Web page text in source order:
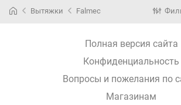
Вытяжки Falmec
Полная версия сайта
Конфиденциальность
Вопросы и пожелания по
Магазинам